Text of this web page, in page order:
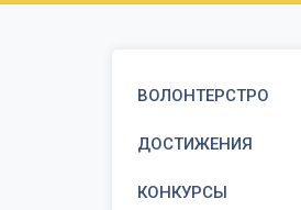
ВОЛОНТЕРСТРО
ДОСТИЖЕНИЯ
КОНКУРСЫ